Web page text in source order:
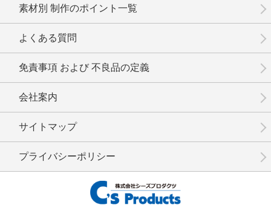
素材別 制作のポイント一覧
よくある質問
免責事項 および 不良品の定義
会社案内
サイトマップ
プライバシーポリシー